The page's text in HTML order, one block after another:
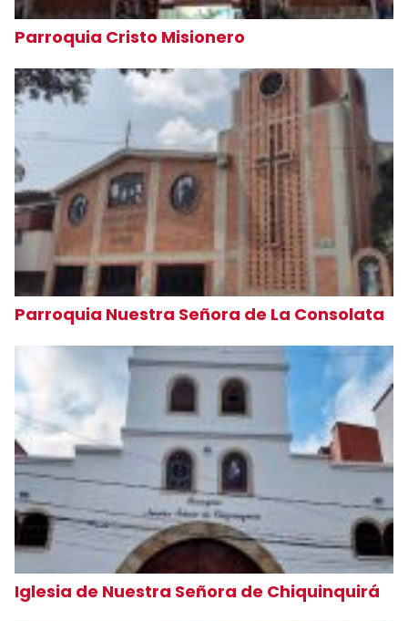
Parroquia Cristo Misionero
Parroquia Nuestra Señora de La Consolata
Iglesia de Nuestra Señora de Chiquinquirá